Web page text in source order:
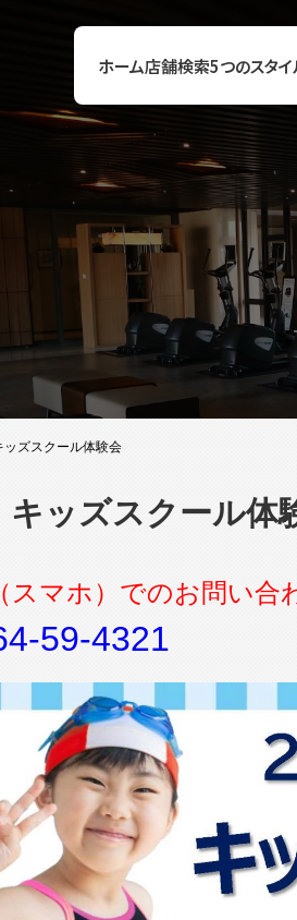
ホーム店舗検索5つのスタ
ズスクール体験会
ッズスクール体
マホ）でのお問い合
59-4321